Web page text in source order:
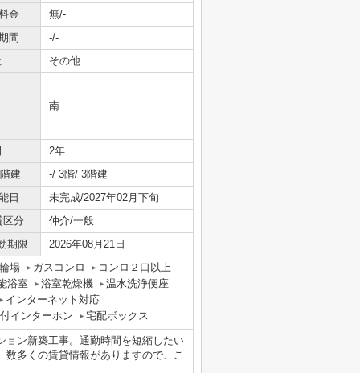
金
無/-
間
-/-
その他
南
2年
建
-/ 3階/ 3階建
日
未完成/2027年02月下旬
区分
仲介/一般
期限
2026年08月21日
場
ガスコンロ
コンロ２口以上
浴室
浴室乾燥機
温水洗浄便座
インターネット対応
インターホン
宅配ボックス
ョン新築工事。通勤時間を短縮したい
多くの賃貸情報がありますので、こ